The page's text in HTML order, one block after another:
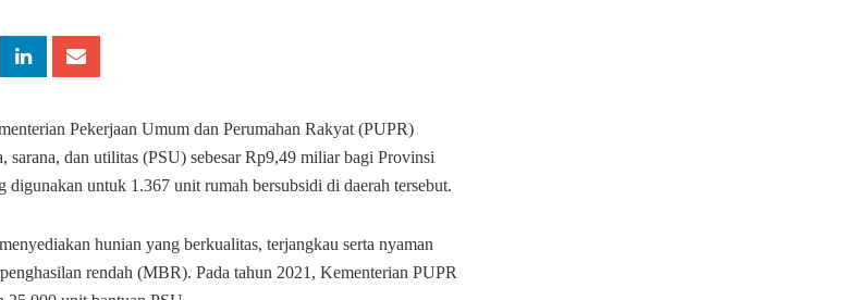
Pekerjaan Umum dan Perumahan Rakyat (PUPR)
sarana, dan utilitas (PSU) sebesar Rp9,49 miliar bagi Provinsi
untuk 1.367 unit rumah bersubsidi di daerah tersebut.
hunian yang berkualitas, terjangkau serta nyaman
rendah (MBR). Pada tahun 2021, Kementerian PUPR